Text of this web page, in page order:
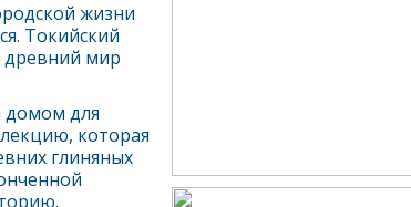
жизни
Токийский
древний мир
домом для
которая
глиняных